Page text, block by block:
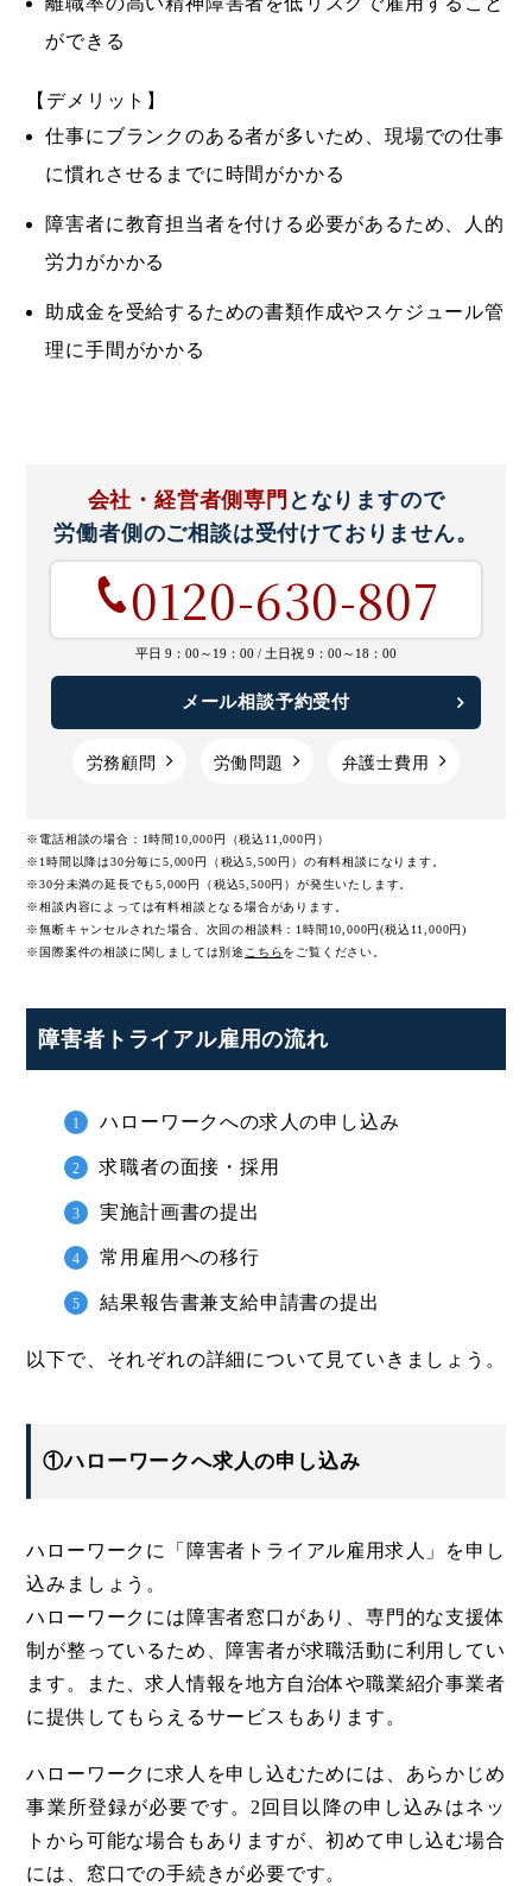
ができる
【デメリット】
仕事にブランクのある者が多いため、現場での仕事
に慣れさせるまでに時間がかかる
障害者に教育担当者を付ける必要があるため、人的
労力がかかる
助成金を受給するための書類作成やスケジュール管
理に手間がかかる
会社・経営者側専門 となりますので
労働者側のご相談は受付けておりません。
0120-630-807
平日 9：00～19：00 / 土日祝 9：00～18：00
メール相談予約受付
労務顧問 労働問題 弁護士費用
※電話相談の場合：1時間10,000円（税込11,000円）
※1時間以降は30分毎に5,000円（税込5,500円）の有料相談になります。
※30分未満の延長でも5,000円（税込5,500円）が発生いたします。
※相談内容によっては有料相談となる場合があります。
※無断キャンセルされた場合、次回の相談料：1時間10,000円(税込11,000円)
※国際案件の相談に関しましては別途 こちらをご覧ください。
障害者トライアル雇用の流れ
ハローワークへの求人の申し込み
求職者の面接・採用
実施計画書の提出
常用雇用への移行
結果報告書兼支給申請書の提出
以下で、それぞれの詳細について見ていきましょう。
①ハローワークへ求人の申し込み
ハローワークに「障害者トライアル雇用求人」を申し
込みましょう。
ハローワークには障害者窓口があり、専門的な支援体
制が整っているため、障害者が求職活動に利用してい
ます。また、求人情報を地方自治体や職業紹介事業者
に提供してもらえるサービスもあります。
ハローワークに求人を申し込むためには、あらかじめ
事業所登録が必要です。2回目以降の申し込みはネッ
トから可能な場合もありますが、初めて申し込む場合
には、窓口での手続きが必要です。